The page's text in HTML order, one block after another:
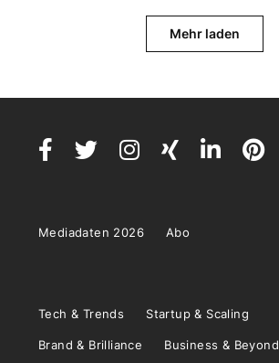
Mehr laden
Mediadaten 2026 Abo
Tech & Trends Startup & Scaling
Brand & Brilliance Business & Beyond